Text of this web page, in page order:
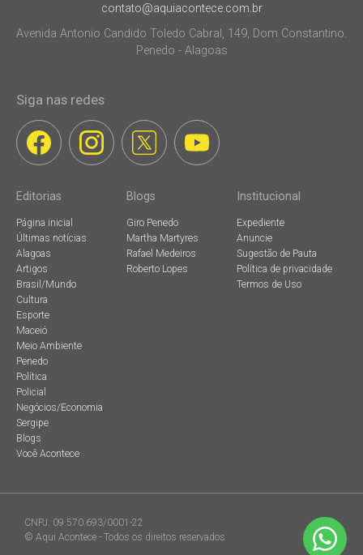
contato@aquiacontece.com.br
Avenida Antonio Candido Toledo Cabral, 149, Dom Constantino.
Penedo - Alagoas
Siga nas redes
Editorias
Página inicial
Últimas notícias
Alagoas
Artigos
Brasil/Mundo
Cultura
Esporte
Maceió
Meio Ambiente
Penedo
Política
Policial
Negócios/Economia
Sergipe
Blogs
Você Acontece
Blogs
Giro Penedo
Martha Martyres
Rafael Medeiros
Roberto Lopes
Institucional
Expediente
Anuncie
Sugestão de Pauta
Política de privacidade
Termos de Uso
CNPJ: 09.570.693/0001-22
© Aqui Acontece - Todos os direitos reservados